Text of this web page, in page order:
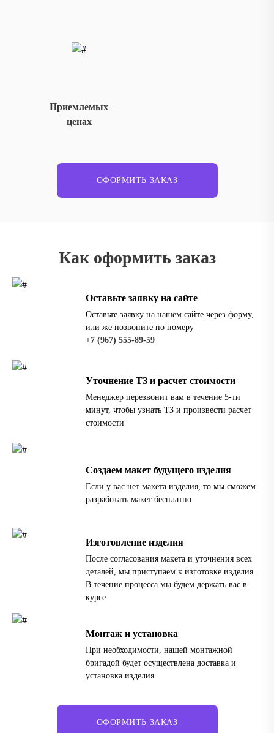
Приемлемых
ценах
ОФОРМИТЬ ЗАКАЗ
Как оформить заказ
Оставьте заявку на сайте
Оставьте заявку на нашем сайте через форму,
или же позвоните по номеру
‪+7 (967) 555-89-59
Уточнение ТЗ и расчет стоимости
Менеджер перезвонит вам в течение 5-ти
минут, чтобы узнать ТЗ и произвести расчет
стоимости
Создаем макет будущего изделия
Если у вас нет макета изделия, то мы сможем
разработать макет бесплатно
Изготовление изделия
После согласования макета и уточнения всех
деталей, мы приступаем к изготовке изделия.
В течение процесса мы будем держать вас в
курсе
Монтаж и установка
При необходимости, нашей монтажной
бригадой будет осуществлена доставка и
установка изделия
ОФОРМИТЬ ЗАКАЗ